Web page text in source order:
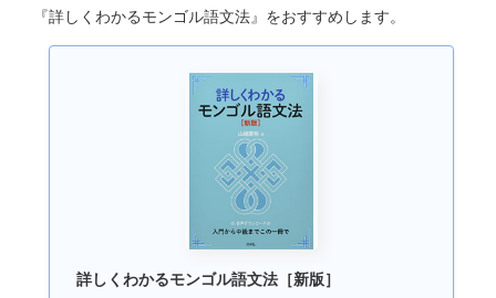
『詳しくわかるモンゴル語文法』をおすすめします。
詳しくわかるモンゴル語文法［新版］